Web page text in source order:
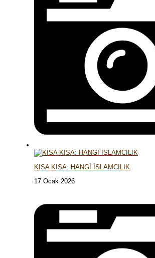
KISA KISA: HANGİ İSLAMCILIK
17 Ocak 2026